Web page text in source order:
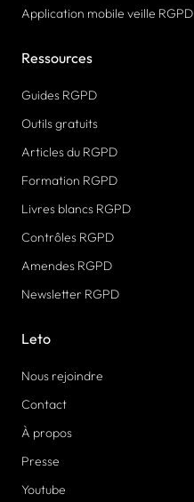
Application mobile veille RGPD
Ressources
Guides RGPD
Outils gratuits
Articles du RGPD
Formation RGPD
Livres blancs RGPD
Contrôles RGPD
Amendes RGPD
Newsletter RGPD
Leto
Nous rejoindre
Contact
À propos
Presse
Youtube